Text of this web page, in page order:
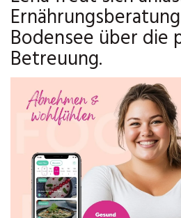
Bodensee über die
Betreuung.